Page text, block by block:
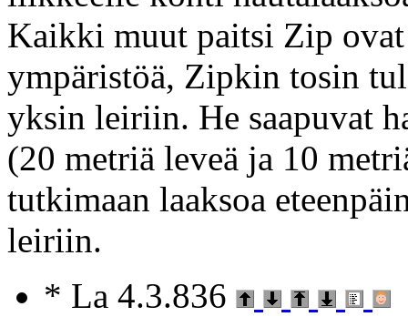
Kaikki muut paitsi Zip
ympäristöä, Zipkin tosin
yksin leiriin. He saapuvat
(20 metriä leveä ja 10
tutkimaan laaksoa
leiriin.
* La 4.3.836